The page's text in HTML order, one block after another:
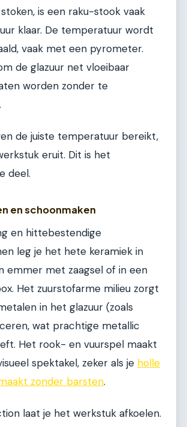
is een raku-stook vaak
klaar. De temperatuur wordt
vaak met een pyrometer.
de glazuur net vloeibaar
worden zonder te
de juiste temperatuur bereikt,
eruit. Dit is het
deel.
en schoonmaken
en hittebestendige
leg je het hete keramiek in
emmer met zaagsel of in een
Het zuurstofarme milieu zorgt
in het glazuur (zoals
wat prachtige metallic
Het rook- en vuurspel maakt
spektakel, zeker als je holle
zonder barsten.
laat je het werkstuk afkoelen.